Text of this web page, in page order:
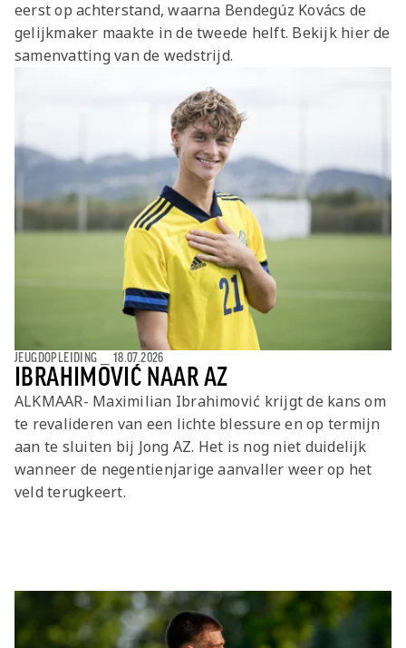
Jong AZ
Seizoenkaart
eerst op achterstand, waarna Bendegúz Kovács de
gelijkmaker maakte in de tweede helft. Bekijk hier de
samenvatting van de wedstrijd.
IBRAHIMOVIĆ NAAR AZ
JEUGDOPLEIDING 18.07.2026
ALKMAAR- Maximilian Ibrahimović krijgt de kans om
te revalideren van een lichte blessure en op termijn
aan te sluiten bij Jong AZ. Het is nog niet duidelijk
wanneer de negentienjarige aanvaller weer op het
veld terugkeert.